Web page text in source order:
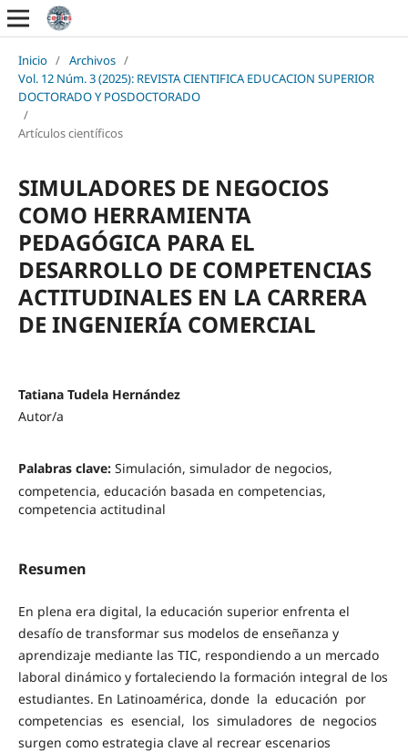
Inicio / Archivos /
Vol. 12 Núm. 3 (2025): REVISTA CIENTIFICA EDUCACION SUPERIOR
DOCTORADO Y POSDOCTORADO
/
Artículos científicos
SIMULADORES DE NEGOCIOS
COMO HERRAMIENTA
PEDAGÓGICA PARA EL
DESARROLLO DE COMPETENCIAS
ACTITUDINALES EN LA CARRERA
DE INGENIERÍA COMERCIAL
Tatiana Tudela Hernández
Autor/a
Palabras clave: Simulación, simulador de negocios,
competencia, educación basada en competencias,
competencia actitudinal
Resumen
En plena era digital, la educación superior enfrenta el
desafío de transformar sus modelos de enseñanza y
aprendizaje mediante las TIC, respondiendo a un mercado
laboral dinámico y fortaleciendo la formación integral de los
estudiantes. En Latinoamérica, donde la educación por
competencias es esencial, los simuladores de negocios
surgen como estrategia clave al recrear escenarios